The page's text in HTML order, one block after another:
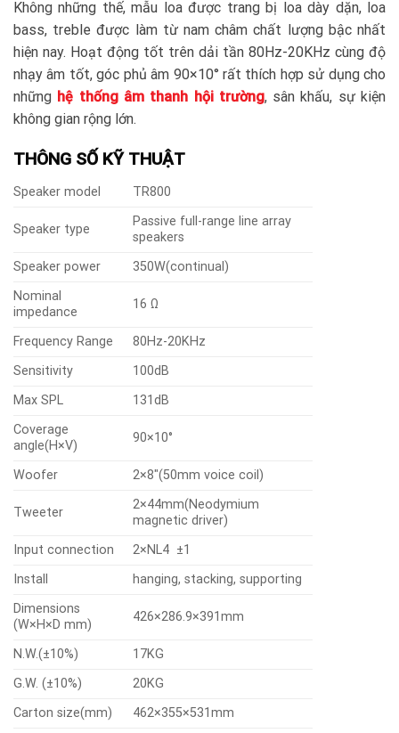
Không những thế, mẫu loa được trang bị loa dày dặn, loa
bass, treble được làm từ nam châm chất lượng bậc nhất
hiện nay. Hoạt động tốt trên dải tần 80Hz-20KHz cùng độ
nhạy âm tốt, góc phủ âm 90×10° rất thích hợp sử dụng cho
những hệ thống âm thanh hội trường, sân khấu, sự kiện
không gian rộng lớn.
THÔNG SỐ KỸ THUẬT
Speaker model TR800
Speaker type
Passive full-range line array
speakers
Speaker power
350W(continual)
Nominal
impedance
16 Ω
Frequency Range
80Hz-20KHz
Sensitivity
100dB
Max SPL
131dB
Coverage
angle(H×V)
90×10°
Woofer 2×8″(50mm voice coil)
Tweeter
2×44mm(Neodymium
magnetic driver)
Input connection
2×NL4 ±1
Install
hanging, stacking, supporting
Dimensions
(W×H×D mm)
426×286.9×391mm
N.W.(±10%)
17KG
G.W. (±10%)
20KG
Carton size(mm)
462×355×531mm